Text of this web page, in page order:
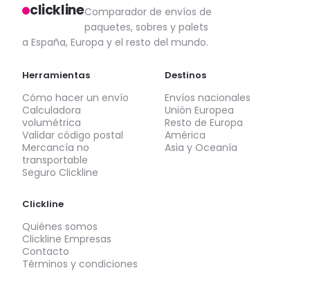
clicklineComparador de envíos de
paquetes, sobres y palets
a España, Europa y el resto del mundo.
Herramientas
Cómo hacer un envío
Calculadora
volumétrica
Validar código postal
Mercancía no
transportable
Seguro Clickline
Destinos
Envíos nacionales
Unión Europea
Resto de Europa
América
Asia y Oceanía
Clickline
Quiénes somos
Clickline Empresas
Contacto
Términos y condiciones